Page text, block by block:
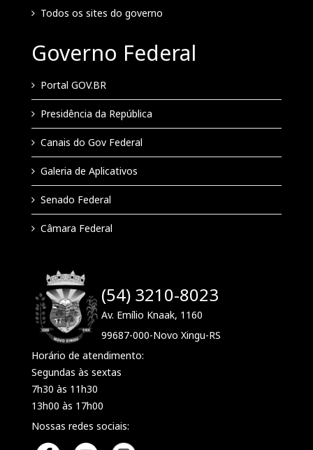
Todos os sites do governo
Governo Federal
Portal GOV.BR
Presidência da República
Canais do Gov Federal
Galeria de Aplicativos
Senado Federal
Câmara Federal
(54) 3210-8023
Av. Emílio Knaak, 1160
99687-000-Novo Xingu-RS
Horário de atendimento:
Segundas às sextas
7h30 às 11h30
13h00 às 17h00
Nossas redes sociais: